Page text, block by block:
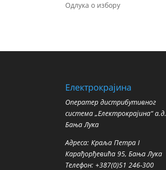
Одлука о избору
Електрокрајина
Oператер дистрибутивног
система „Електрокрајина“ а.д.
Бања Лука
Адреса: Краља Петра I
Карађорђевића 95, Бања Лука
Телефон: +387(0)51 246-300